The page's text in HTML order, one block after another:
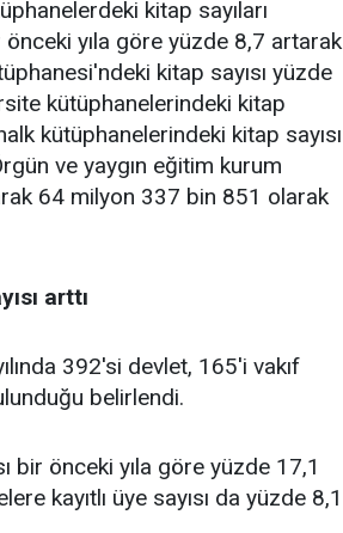
kitap sayıları
yıla göre yüzde 8,7 artarak
kitap sayısı yüzde
kütüphanelerindeki kitap
kütüphanelerindeki kitap sayısı
ve yaygın eğitim kurum
64 milyon 337 bin 851 olarak
arttı
392'si devlet, 165'i vakıf
belirlendi.
bir önceki yıla göre yüzde 17,1
kayıtlı üye sayısı da yüzde 8,1